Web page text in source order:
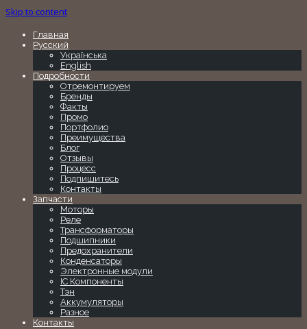
Skip to content
Главная
Русский
Українська
English
Подробности
Отремонтируем
Бренды
Факты
Промо
Портфолио
Преимущества
Блог
Отзывы
Процесс
Подпишитесь
Контакты
Запчасти
Моторы
Реле
Трансформаторы
Подшипники
Предохранители
Конденсаторы
Электронные модули
IC Компоненты
Тэн
Аккумуляторы
Разное
Контакты